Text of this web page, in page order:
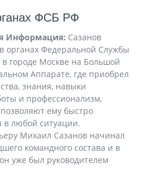
ФСБ РФ
Информация: Сазанов
органах Федеральной Службы
городе Москве на Большой
Аппарате, где приобрел
знания, навыки
и профессионализм,
ему быстро
в любой ситуации.
Михаил Сазанов начинал
командного состава и в
уже был руководителем